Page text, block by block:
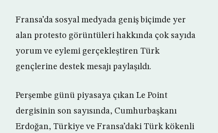
Fransa’da sosyal medyada geniş biçimde yer
alan protesto görüntüleri hakkında çok sayıda
yorum ve eylemi gerçekleştiren Türk
gençlerine destek mesajı paylaşıldı.
Perşembe günü piyasaya çıkan Le Point
dergisinin son sayısında, Cumhurbaşkanı
Erdoğan, Türkiye ve Fransa’daki Türk kökenli